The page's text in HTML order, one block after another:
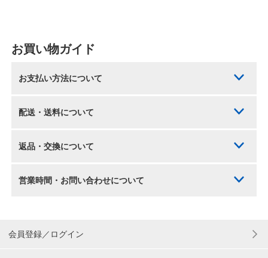
お買い物ガイド
お支払い方法について
配送・送料について
返品・交換について
営業時間・お問い合わせについて
会員登録／ログイン